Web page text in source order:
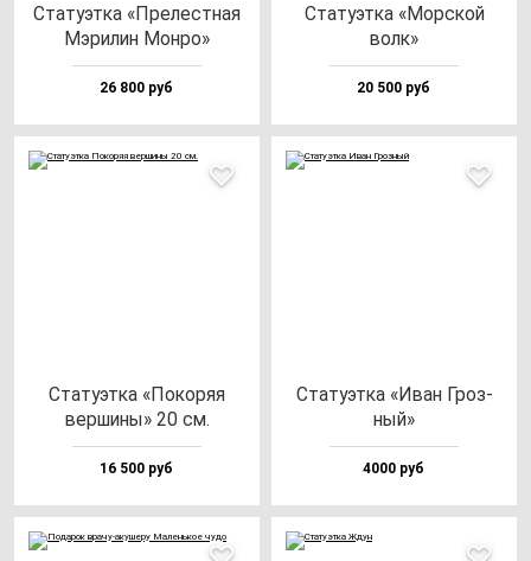
Ста­ту­эт­ка «Пре­лес­тная
Мэри­лин Мон­ро»
26 800 руб
Ста­ту­эт­ка «Мор­ской
волк»
20 500 руб
Ста­ту­эт­ка «Поко­ряя
вер­ши­ны» 20 см.
16 500 руб
Ста­ту­эт­ка «Иван Гроз­
ный»
4000 руб